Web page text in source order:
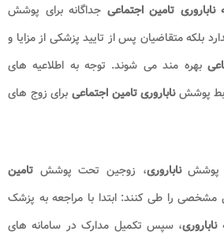
تامین اجتماعی جداگانه برای پوشش
بلکه متقاضیان پس از تایید پزشکی از مزایا و
بهره‌ مند می‌ شوند. توجه به اطلاعیه‌ های
پوششناباروری تامین اجتماعی برای زوج‌ های
پوششناباروری، زوجین تحت پوشش تامین
مشخصی را طی کنند: ابتدا با مراجعه به پزشک
ناباروری، سپس تکمیل مدارک در سامانه‌ های